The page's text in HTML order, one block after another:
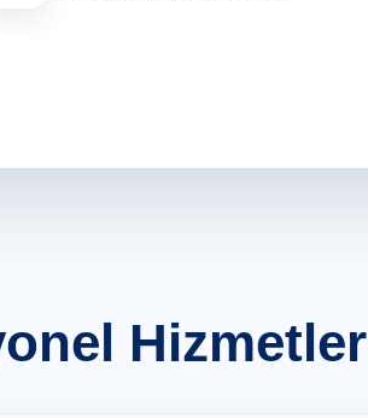
Hizmetler